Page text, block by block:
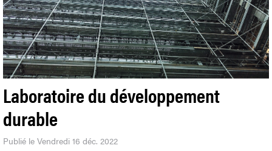
Laboratoire du développement
durable
Publié le Vendredi 16 déc. 2022